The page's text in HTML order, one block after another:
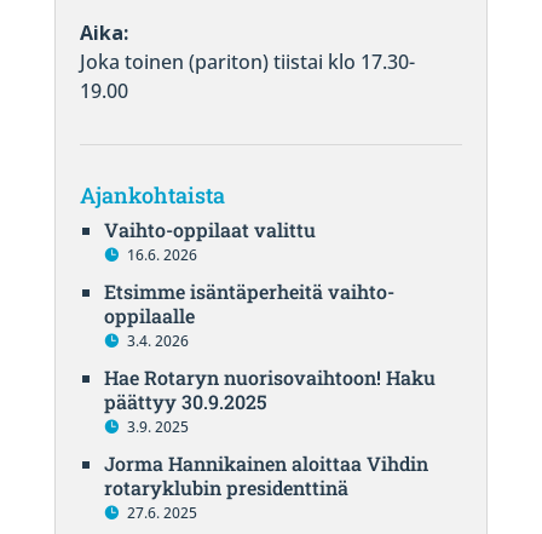
Aika:
Joka toinen (pariton) tiistai klo 17.30-
19.00
Ajankohtaista
Vaihto-oppilaat valittu
16.6. 2026
Etsimme isäntäperheitä vaihto-
oppilaalle
3.4. 2026
Hae Rotaryn nuorisovaihtoon! Haku
päättyy 30.9.2025
3.9. 2025
Jorma Hannikainen aloittaa Vihdin
rotaryklubin presidenttinä
27.6. 2025